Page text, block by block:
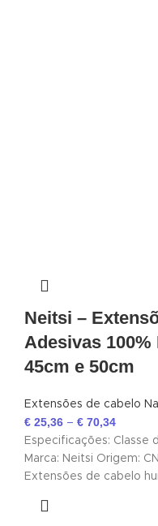
Neitsi –
Adesivas 100%
45cm e 50cm
Extensões de cabelo
€ 25,36 – € 70,34
Especificações: Classe
Marca: Neitsi Origem:
Extensões de cabelo